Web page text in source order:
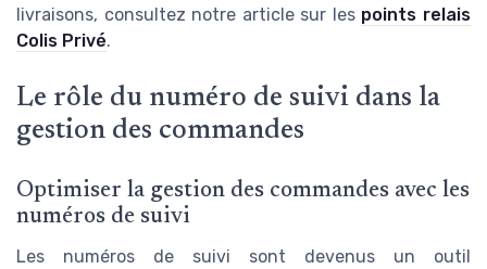
livraisons, consultez notre article sur les points relais
Colis Privé.
Le rôle du numéro de suivi dans la
gestion des commandes
Optimiser la gestion des commandes avec les
numéros de suivi
Les numéros de suivi sont devenus un outil